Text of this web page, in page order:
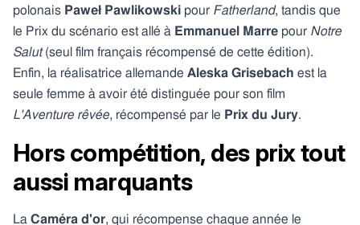
polonais Paweł Pawlikowski pour Fatherland, tandis que
le Prix du scénario est allé à Emmanuel Marre pour Notre
Salut(seul film français récompensé de cette édition).
Enfin, la réalisatrice allemande Aleska Grisebach est la
seule femme à avoir été distinguée pour son film
L'Aventure rêvée, récompensé par le Prix du Jury.
Hors compétition, des prix tout
aussi marquants
La Caméra d'or, qui récompense chaque année le